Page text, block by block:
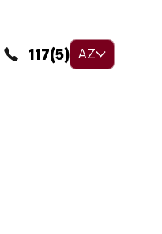
117(5) AZ